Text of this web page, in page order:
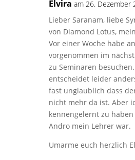
Elvira am 26. Dezember
Lieber Saranam, liebe
von Diamond Lotus,
Vor einer Woche habe
vorgenommen im
zu Seminaren
entscheidet leider
fast unglaublich dass
nicht mehr da ist. Aber
kennengelernt zu
Andro mein Lehrer war.
Umarme euch herzlich